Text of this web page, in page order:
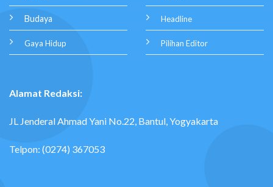
Budaya
Gaya Hidup
Headline
Pilihan Editor
Alamat Redaksi:
JL Jenderal Ahmad Yani No.22, Bantul, Yogyakarta
Telpon: (0274) 367053